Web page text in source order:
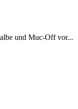
und Muc-Off vor...